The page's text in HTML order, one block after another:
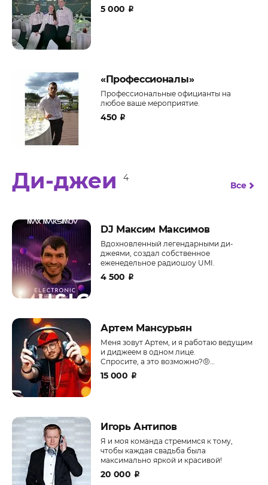
5 000 ₽
«Профессионалы»‎
Профессиональные официанты на
любое ваше мероприятие.
450 ₽
Ди-джеи 4
Все
DJ Максим Максимов
Вдохновленный легендарными ди-
джеями, создал собственное
еженедельное радиошоу UMI.
4 500 ₽
Артем Мансурьян
Меня зовут Артем, и я работаю ведущим
и диджеем в одном лице.
Спросите, а это возможно?🤨
Конечно! 😋
15 000 ₽
Игорь Антипов
Я и моя команда стремимся к тому,
чтобы каждая свадьба была
максимально яркой и красивой!
20 000 ₽